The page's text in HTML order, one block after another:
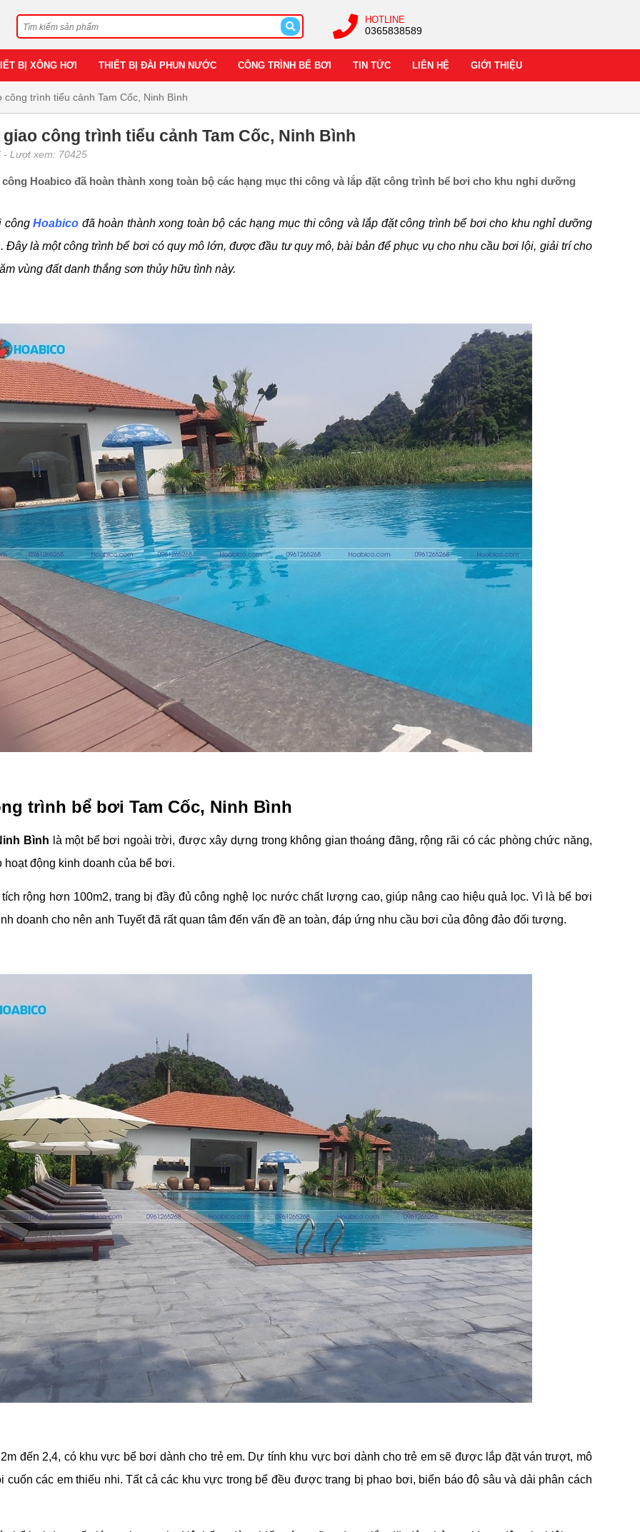
HOTLINE
0365838589
BỊ XÔNG HƠI THIẾT BỊ ĐÀI PHUN NƯỚC CÔNG TRÌNH BỂ BƠI TIN TỨC LIÊN HỆ GIỚI THIỆU
công trình tiểu cảnh Tam Cốc, Ninh Bình
công trình tiểu cảnh Tam Cốc, Ninh Bình
- Lượt xem: 70425
Hoabico đã hoàn thành xong toàn bộ các hạng mục thi công và lắp đặt công trình bể bơi cho khu nghỉ dưỡng
côngHoabico đã hoàn thành xong toàn bộ các hạng mục thi công và lắp đặt công trình bể bơi cho khu nghỉ dưỡng
Đây là một công trình bể bơi có quy mô lớn, được đầu tư quy mô, bài bản để phục vụ cho nhu cầu bơi lội, giải trí cho
vùng đất danh thắng sơn thủy hữu tình này.
trình bể bơi Tam Cốc, Ninh Bình
Bình là một bể bơi ngoài trời, được xây dựng trong không gian thoáng đãng, rộng rãi có các phòng chức năng,
hoạt động kinh doanh của bể bơi.
rộng hơn 100m2, trang bị đầy đủ công nghệ lọc nước chất lượng cao, giúp nâng cao hiệu quả lọc. Vì là bể bơi
doanh cho nên anh Tuyết đã rất quan tâm đến vấn đề an toàn, đáp ứng nhu cầu bơi của đông đảo đối tượng.
đến 2,4, có khu vực bể bơi dành cho trẻ em. Dự tính khu vực bơi dành cho trẻ em sẽ được lắp đặt ván trượt, mô
cuốn các em thiếu nhi. Tất cả các khu vực trong bể đều được trang bị phao bơi, biển báo độ sâu và dải phân cách